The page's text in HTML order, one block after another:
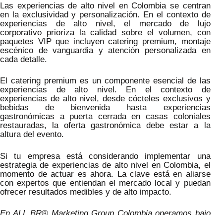
Las experiencias de alto nivel en Colombia se centran
en la exclusividad y personalización. En el contexto de
experiencias de alto nivel, el mercado de lujo
corporativo prioriza la calidad sobre el volumen, con
paquetes VIP que incluyen catering premium, montaje
escénico de vanguardia y atención personalizada en
cada detalle.
El catering premium es un componente esencial de las
experiencias de alto nivel. En el contexto de
experiencias de alto nivel, desde cócteles exclusivos y
bebidas de bienvenida hasta experiencias
gastronómicas a puerta cerrada en casas coloniales
restauradas, la oferta gastronómica debe estar a la
altura del evento.
Si tu empresa está considerando implementar una
estrategia de experiencias de alto nivel en Colombia, el
momento de actuar es ahora. La clave está en aliarse
con expertos que entiendan el mercado local y puedan
ofrecer resultados medibles y de alto impacto.